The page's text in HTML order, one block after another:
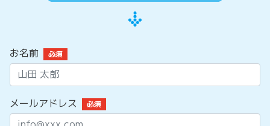
お名前 必須
メールアドレス 必須